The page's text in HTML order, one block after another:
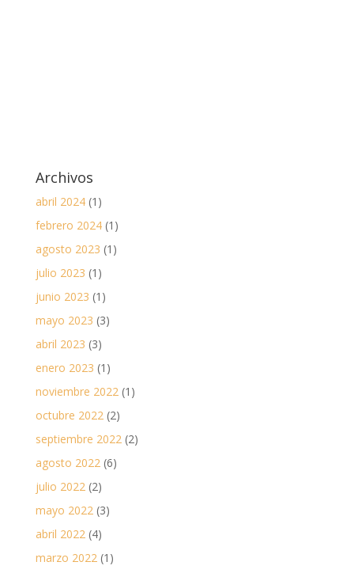
Archivos
abril 2024(1)
febrero 2024(1)
agosto 2023 (1)
julio 2023 (1)
junio 2023 (1)
mayo 2023 (3)
abril 2023 (3)
enero 2023 (1)
noviembre 2022 (1)
octubre 2022 (2)
septiembre 2022 (2)
agosto 2022 (6)
julio 2022 (2)
mayo 2022 (3)
abril 2022 (4)
marzo 2022 (1)